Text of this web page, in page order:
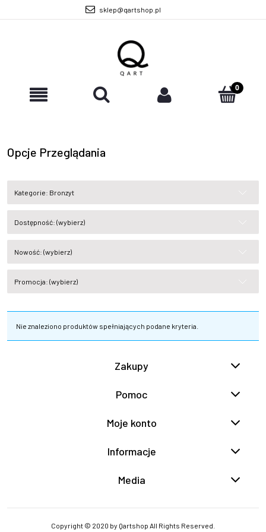
sklep@qartshop.pl
Opcje Przeglądania
Kategorie: Bronzyt
Dostępność: (wybierz)
Nowość: (wybierz)
Promocja: (wybierz)
Nie znaleziono produktów spełniających podane kryteria.
Zakupy
Pomoc
Moje konto
Informacje
Media
Copyright © 2020 by Qartshop All Rights Reserved.